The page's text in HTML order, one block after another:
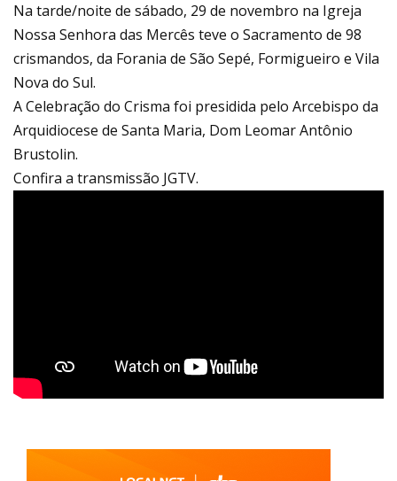
Na tarde/noite de sábado, 29 de novembro na Igreja
Nossa Senhora das Mercês teve o Sacramento de 98
crismandos, da Forania de São Sepé, Formigueiro e Vila
Nova do Sul.
A Celebração do Crisma foi presidida pelo Arcebispo da
Arquidiocese de Santa Maria, Dom Leomar Antônio
Brustolin.
Confira a transmissão JGTV.